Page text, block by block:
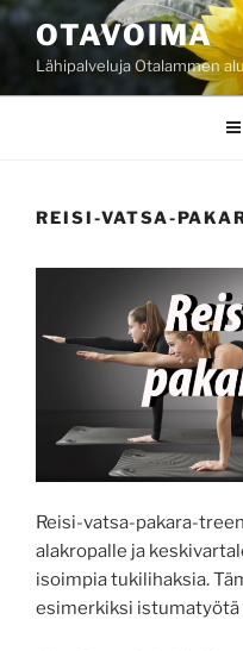
Siirry
sisältöönOTAVOIMA
Lähipalveluja Otalammen
REISI-VATSA-
Reisi-vatsa-pakara-
alakropalle ja
isoimpia tukilihaksia.
esimerkiksi istumatyötä